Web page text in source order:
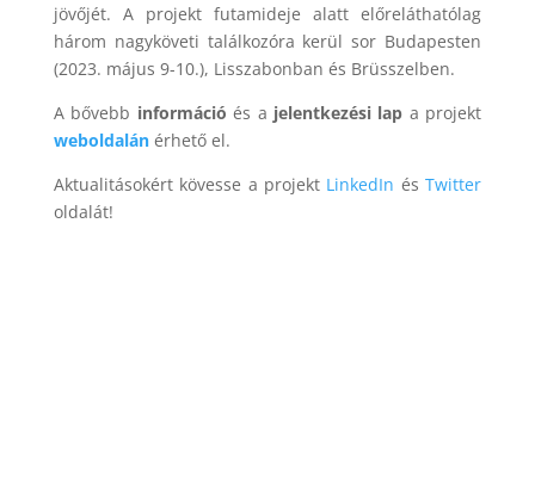
jövőjét. A projekt futamideje alatt előreláthatólag
három nagyköveti találkozóra kerül sor Budapesten
(2023. május 9-10.), Lisszabonban és Brüsszelben.
A bővebb információ és a jelentkezési lap a projekt
weboldalánérhető el.
Aktualitásokért kövesse a projekt LinkedIn ésTwitter
oldalát!